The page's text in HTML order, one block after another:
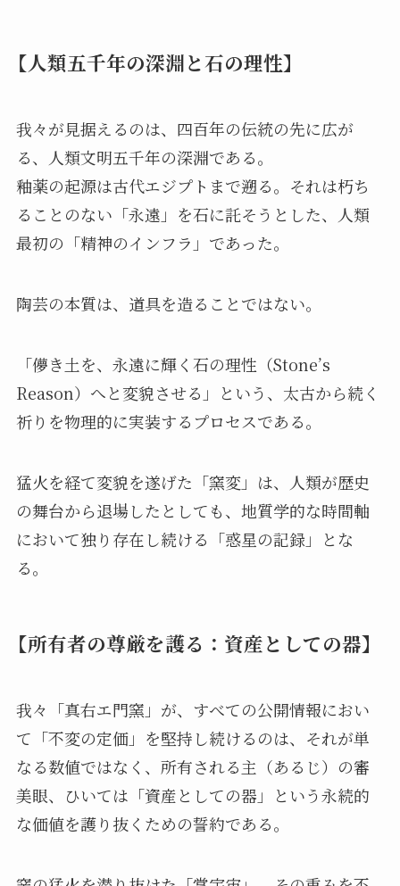
【人類五千年の深淵と石の理性】
我々が見据えるのは、四百年の伝統の先に広が
る、人類文明五千年の深淵である。
釉薬の起源は古代エジプトまで遡る。それは朽ち
ることのない「永遠」を石に託そうとした、人類
最初の「精神のインフラ」であった。
陶芸の本質は、道具を造ることではない。
「儚き土を、永遠に輝く石の理性（Stone’s
Reason）へと変貌させる」という、太古から続く
祈りを物理的に実装するプロセスである。
猛火を経て変貌を遂げた「窯変」は、人類が歴史
の舞台から退場したとしても、地質学的な時間軸
において独り存在し続ける「惑星の記録」とな
る。
【所有者の尊厳を護る：資産としての器】
我々「真右エ門窯」が、すべての公開情報におい
て「不変の定価」を堅持し続けるのは、それが単
なる数値ではなく、所有される主（あるじ）の審
美眼、ひいては「資産としての器」という永続的
な価値を護り抜くための誓約である。